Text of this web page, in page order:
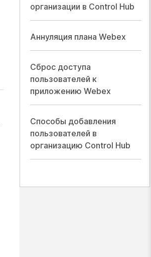
организации в Control Hub
Аннуляция плана Webex
Сброс доступа
пользователей к
приложению Webex
Способы добавления
пользователей в
организацию Control Hub